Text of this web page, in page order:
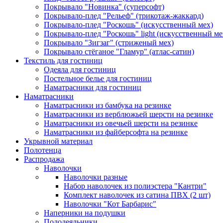
Покрывало "Новинка" (суперсофт)
Покрывало-плед "Рельеф" (трикотаж-жаккард)
Покрывало-плед "Роскошь" (искусственный мех)
Покрывало-плед "Роскошь" light (искусственный
Покрывало "Зигзаг" (стриженый мех)
Покрывало стёганое "Гламур" (атлас-сатин)
Текстиль для гостиниц
Одеяла для гостиниц
Постельное белье для гостиниц
Наматрасники для гостиниц
Наматрасники
Наматрасники из бамбука на резинке
Наматрасники из верблюжьей шерсти на резинке
Наматрасники из овечьей шерсти на резинке
Наматрасники из файберсофта на резинке
Укрывной материал
Полотенца
Распродажа
Наволочки
Наволочки разные
Набор наволочек из полиэстера "Кантри"
Комплект наволочек из сатина ПВХ (2 шт)
Наволочки "Кот Барбарис"
Наперники на подушки